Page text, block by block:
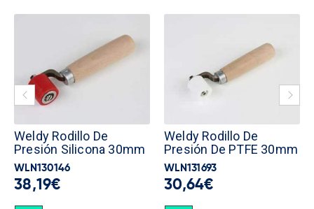
Weldy Rodillo De
Presión Silicona 30mm
WLN130146
38,19€
Weldy Rodillo De
Presión De PTFE 30mm
WLN131693
30,64€